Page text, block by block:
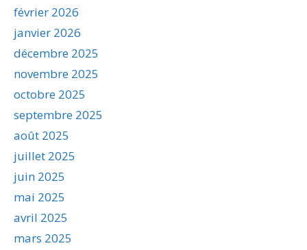
février 2026
janvier 2026
décembre 2025
novembre 2025
octobre 2025
septembre 2025
août 2025
juillet 2025
juin 2025
mai 2025
avril 2025
mars 2025